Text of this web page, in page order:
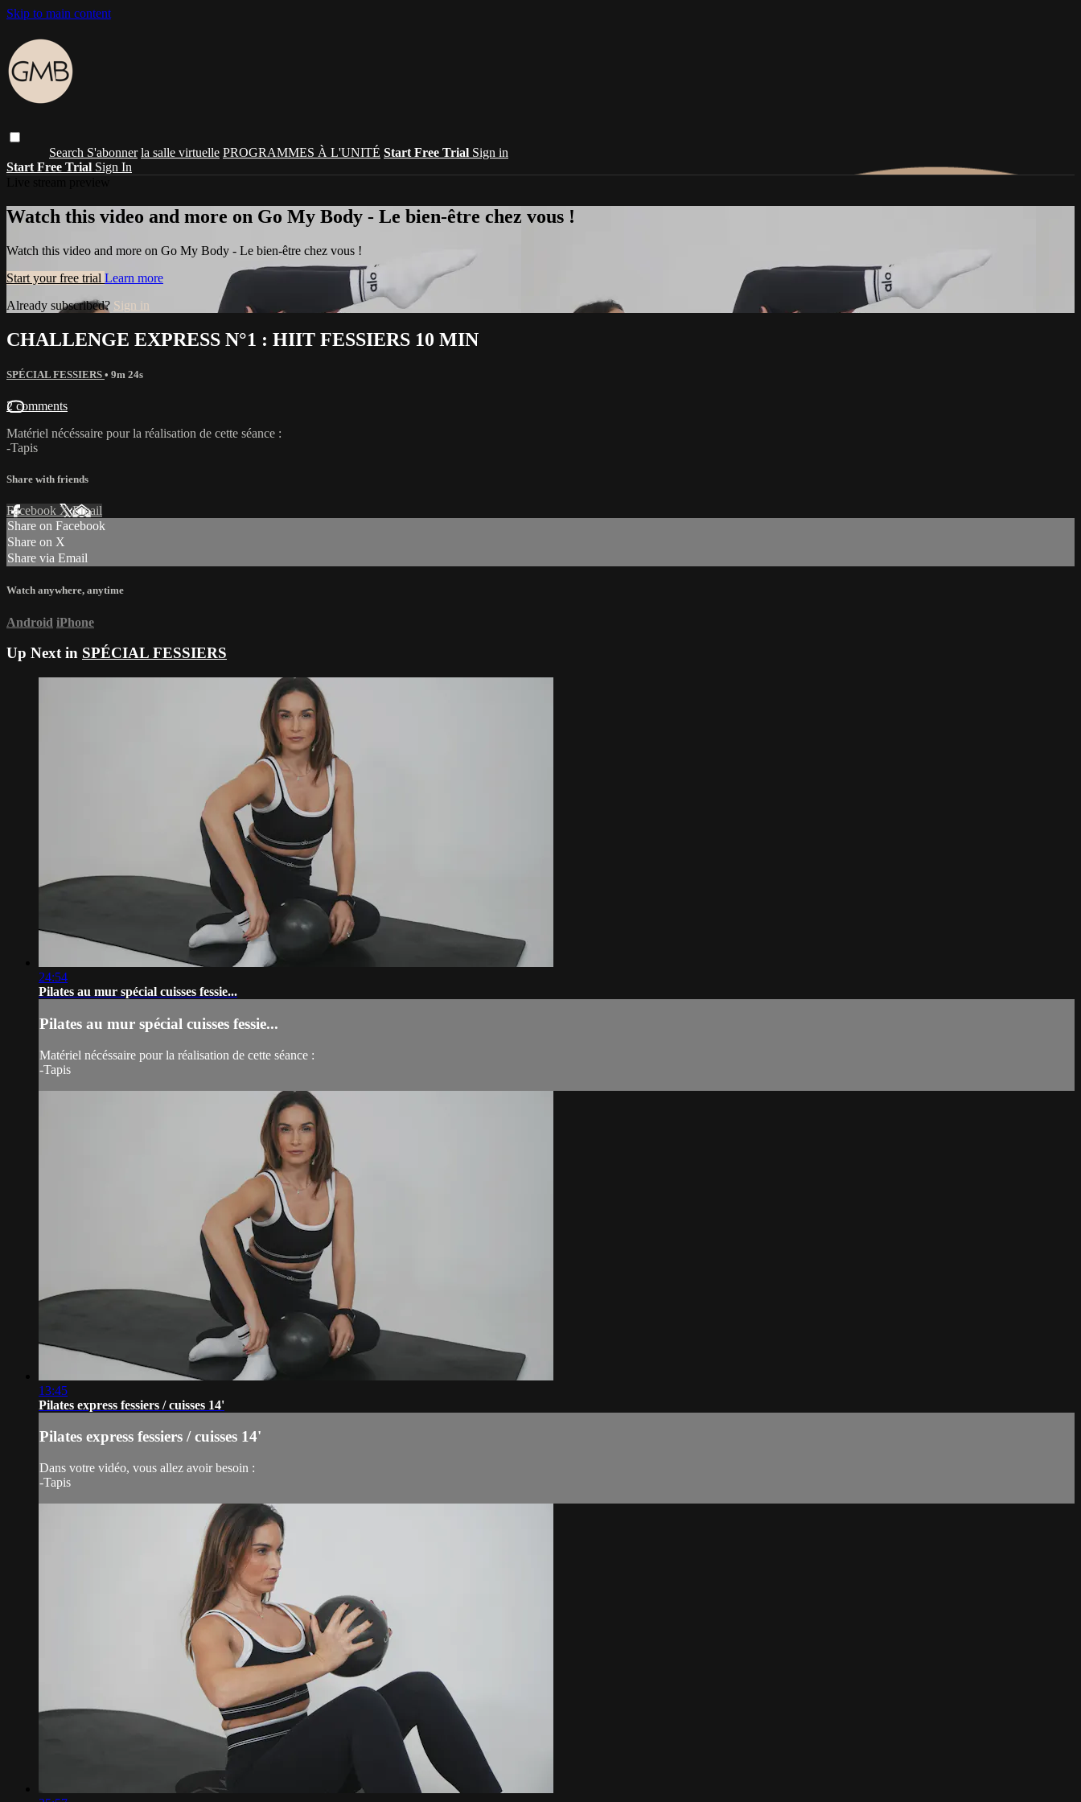
Skip to main content
Search S'abonner la salle virtuelle PROGRAMMES À L'UNITÉ Start Free Trial Sign in
Start Free Trial Sign In
Watch this video and more on Go My Body - Le bien-être chez vous !
Watch this video and more on Go My Body - Le bien-être chez vous !
Start your free trial Learn more
Already subscribed? Sign in
CHALLENGE EXPRESS N°1 : HIIT FESSIERS 10 MIN
SPÉCIAL FESSIERS • 9m 24s
2 comments
Matériel nécéssaire pour la réalisation de cette séance :
-Tapis
Share with friends
Facebook XEmail
Share on Facebook
Share on X
Share via Email
Watch anywhere, anytime
Android iPhone
Up Next in SPÉCIAL FESSIERS
24:54
Pilates au mur spécial cuisses fessie...
Pilates au mur spécial cuisses fessie...
Matériel nécéssaire pour la réalisation de cette séance :
-Tapis
13:45
Pilates express fessiers / cuisses 14'
Pilates express fessiers / cuisses 14'
Dans votre vidéo, vous allez avoir besoin :
-Tapis